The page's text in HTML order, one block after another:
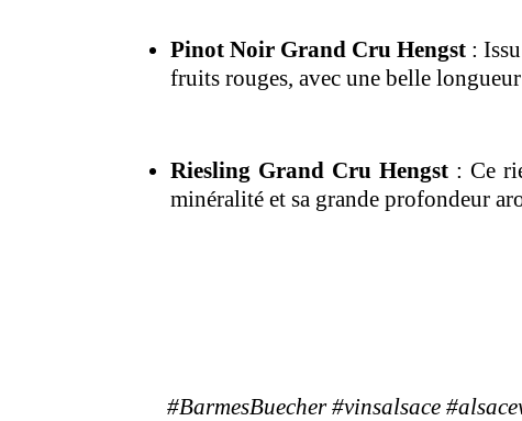
Pinot Noir Grand Cru Hengst :
fruits rouges, avec une belle
Riesling Grand Cru Hengst: Ce
minéralité et sa grande profondeur
#BarmesBuecher #vinsalsace